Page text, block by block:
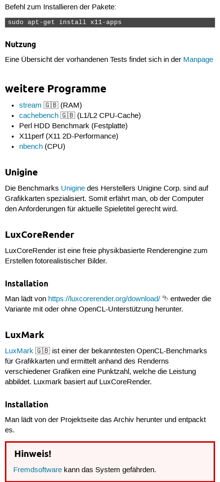
Befehl zum Installieren der Pakete:
sudo apt-get install x11-apps
Nutzung
Eine Übersicht der vorhandenen Tests findet sich in der Manpage
weitere Programme
stream 🇬🇧 (RAM)
cachebench 🇬🇧 (L1/L2 CPU-Cache)
Perl HDD Benchmark (Festplatte)
X11perf (X11 2D-Performance)
nbench (CPU)
Unigine
Die Benchmarks Uniginedes Herstellers Unigine Corp. sind auf
Grafikkarten spezialisiert. Somit erfährt man, ob der Computer
den Anforderungen für aktuelle Spieletitel gerecht wird.
LuxCoreRender
LuxCoreRender ist eine freie physikbasierte Renderengine zum
Erstellen fotorealistischer Bilder.
Installation
Man lädt von https://luxcorerender.org/download/⮷ entweder die
Variante mit oder ohne OpenCL-Unterstützung herunter.
LuxMark
LuxMark🇬🇧 ist einer der bekanntesten OpenCL-Benchmarks
für Grafikkarten und ermittelt anhand des Renderns
verschiedener Grafiken eine Punktzahl, welche die Leistung
abbildet. Luxmark basiert auf LuxCoreRender.
Installation
Man lädt von der Projektseite das Archiv herunter und entpackt
es.
Hinweis!
Fremdsoftware kann das System gefährden.